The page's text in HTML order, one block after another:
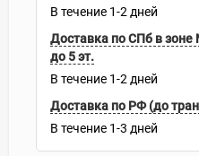
В течение 1-2 дней
Доставка по СПб в
до 5 эт.
В течение 1-2 дней
Доставка по РФ (до
В течение 1-3 дней